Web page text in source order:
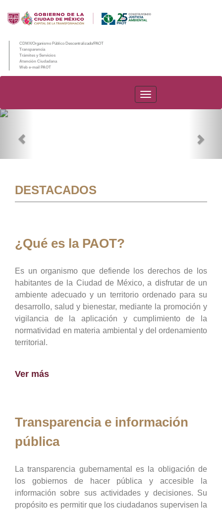
CDMX/Organismo Público Descentralizado/PAOT
Transparencia
Trámites y Servicios
Atención Ciudadana
Web e-mail PAOT
PAOT
DESTACADOS
¿Qué es la PAOT?
Es un organismo que defiende los derechos de los
habitantes de la Ciudad de México, a disfrutar de un
ambiente adecuado y un territorio ordenado para su
desarrollo, salud y bienestar, mediante la promoción y
vigilancia de la aplicación y cumplimiento de la
normatividad en materia ambiental y del ordenamiento
territorial.
Ver más
Transparencia e información
pública
La transparencia gubernamental es la obligación de
los gobiernos de hacer pública y accesible la
información sobre sus actividades y decisiones. Su
propósito es permitir que los ciudadanos supervisen la